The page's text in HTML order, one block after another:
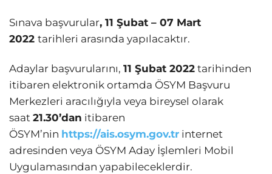
Sınava başvurular, 11 Şubat – 07 Mart
2022 tarihleri arasında yapılacaktır.
Adaylar başvurularını, 11 Şubat 2022 tarihinden
itibaren elektronik ortamda ÖSYM Başvuru
Merkezleri aracılığıyla veya bireysel olarak
saat 21.30’dan itibaren
ÖSYM’nin https://ais.osym.gov.tr internet
adresinden veya ÖSYM Aday İşlemleri Mobil
Uygulamasından yapabileceklerdir.